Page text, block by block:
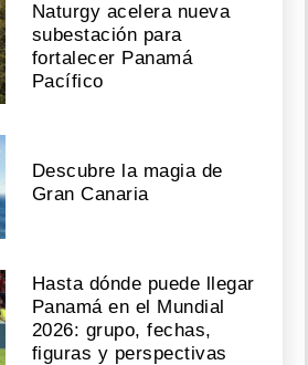
Naturgy acelera nueva
subestación para
fortalecer Panamá
Pacífico
Descubre la magia de
Gran Canaria
Hasta dónde puede llegar
Panamá en el Mundial
2026: grupo, fechas,
figuras y perspectivas